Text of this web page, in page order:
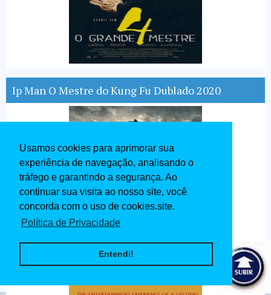
Usamos cookies para aprimorar sua
experiência de navegação, analisando o
tráfego e garantindo a segurança. Ao
continuar sua visita ao nosso site, você
concorda com o uso de cookies.site.
Política de Privacidade
Entendi!
Ip Man O Mestre do Kung Fu Dublado 2020
Ben - Hur Dublado 1959